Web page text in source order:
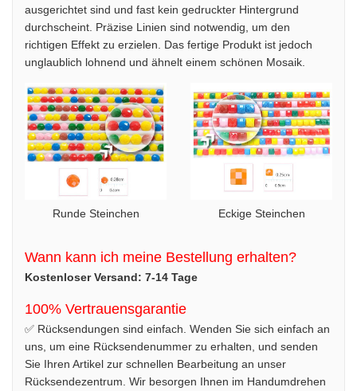
ausgerichtet sind und fast kein gedruckter Hintergrund
durchscheint. Präzise Linien sind notwendig, um den
richtigen Effekt zu erzielen. Das fertige Produkt ist jedoch
unglaublich lohnend und ähnelt einem schönen Mosaik.
Runde Steinchen Eckige Steinchen
Wann kann ich meine Bestellung erhalten?
Kostenloser Versand: 7-14 Tage
100% Vertrauensgarantie
✅ Rücksendungen sind einfach. Wenden Sie sich einfach an
uns, um eine Rücksendenummer zu erhalten, und senden
Sie Ihren Artikel zur schnellen Bearbeitung an unser
Rücksendezentrum. Wir besorgen Ihnen im Handumdrehen